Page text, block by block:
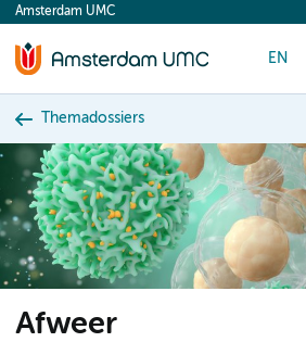
content
Amsterdam UMC
EN
Themadossiers
Afweer